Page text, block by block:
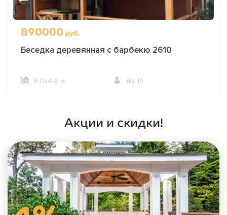
890000 руб.
Беседка деревянная с барбекю 2610
6,0х4,0 м. до 15
Акции и скидки!